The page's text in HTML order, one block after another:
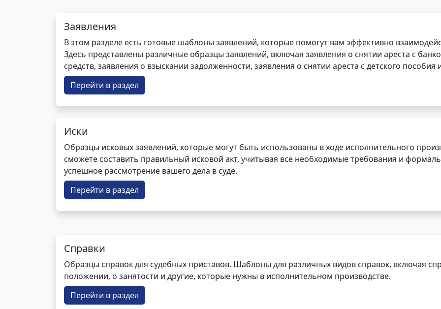
Заявления
В этом разделе есть готовые шаблоны заявлений, которые помогут вам эффективно
Здесь представлены различные образцы заявлений, включая заявления о снятии ареста с
средств, заявления о взыскании задолженности, заявления о снятии ареста с детского пособия
Перейти в раздел
Иски
Образцы исковых заявлений, которые могут быть использованы в ходе исполнительного
сможете составить правильный исковой акт, учитывая все необходимые требования и
успешное рассмотрение вашего дела в суде.
Перейти в раздел
Справки
Образцы справок для судебных приставов. Шаблоны для различных видов справок, включая
положении, о занятости и другие, которые нужны в исполнительном производстве.
Перейти в раздел